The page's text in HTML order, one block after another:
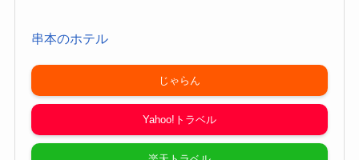
串本のホテル
じゃらん
Yahoo!トラベル